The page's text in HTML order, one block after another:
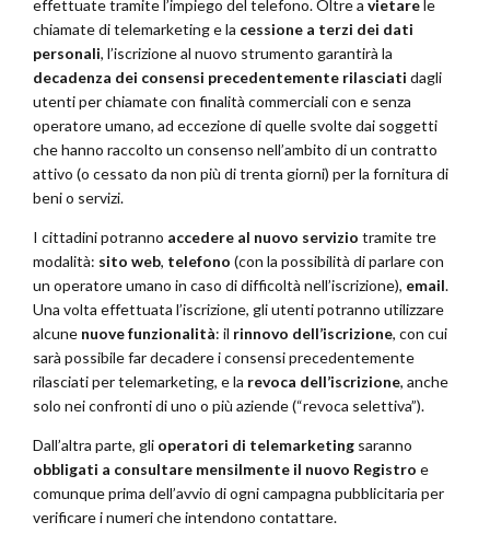
effettuate tramite l’impiego del telefono. Oltre a vietare le
chiamate di telemarketing e la cessione a terzi dei dati
personali, l’iscrizione al nuovo strumento garantirà la
decadenza dei consensi precedentemente rilasciati dagli
utenti per chiamate con finalità commerciali con e senza
operatore umano, ad eccezione di quelle svolte dai soggetti
che hanno raccolto un consenso nell’ambito di un contratto
attivo (o cessato da non più di trenta giorni) per la fornitura di
beni o servizi.
I cittadini potranno accedere al nuovo servizio tramite tre
modalità: sito web, telefono (con la possibilità di parlare con
un operatore umano in caso di difficoltà nell’iscrizione), email.
Una volta effettuata l’iscrizione, gli utenti potranno utilizzare
alcune nuove funzionalità: il rinnovo dell’iscrizione, con cui
sarà possibile far decadere i consensi precedentemente
rilasciati per telemarketing, e la revoca dell’iscrizione, anche
solo nei confronti di uno o più aziende (“revoca selettiva”).
Dall’altra parte, gli operatori di telemarketing saranno
obbligati a consultare mensilmente il nuovo Registro e
comunque prima dell’avvio di ogni campagna pubblicitaria per
verificare i numeri che intendono contattare.